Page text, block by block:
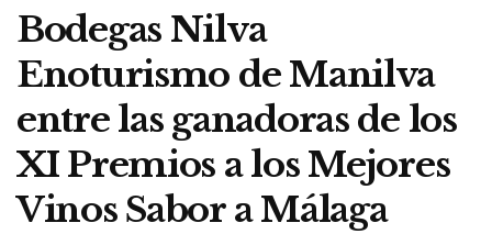
Bodegas Nilva
Enoturismo de Manilva
entre las ganadoras de los
XI Premios a los Mejores
Vinos Sabor a Málaga